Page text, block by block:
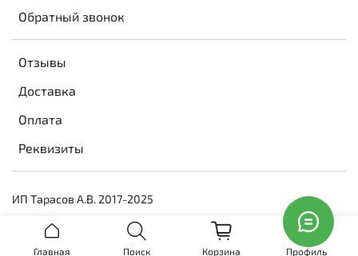
Обратный звонок
Отзывы
Доставка
Оплата
Реквизиты
ИП Тарасов А.В. 2017-2025
Главная Поиск Корзина Профиль